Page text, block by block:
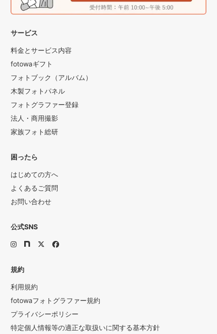
サービス
料金とサービス内容
fotowaギフト
フォトブック（アルバム）
木製フォトパネル
フォトグラファー登録
法人・商用撮影
家族フォト総研
困ったら
はじめての方へ
よくあるご質問
お問い合わせ
公式SNS
規約
利用規約
fotowaフォトグラファー規約
プライバシーポリシー
特定個人情報等の適正な取扱いに関する基本方針